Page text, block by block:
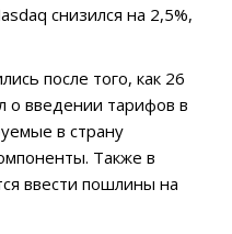
снизился на 2,5%,
после того, как 26
о введении тарифов в
в страну
Также в
ввести пошлины на